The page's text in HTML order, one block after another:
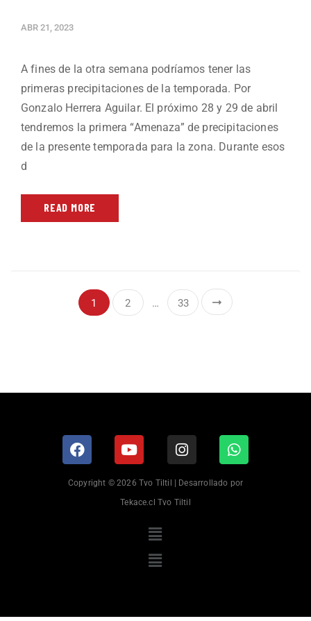
ABR 21, 2023
A fines de la otra semana podríamos tener las
primeras precipitaciones de la temporada. Por
Gonzalo Herrera Aguilar. El próximo 28 y 29 de abril
tendremos la primera “Amenaza” de precipitaciones
de la presente temporada para la zona. Durante esos
d
READ MORE
1 2 … 33
Copyright © 2026 Tvo Tiltil | Desarrollado por
Tekace.cl Tvo Tiltil